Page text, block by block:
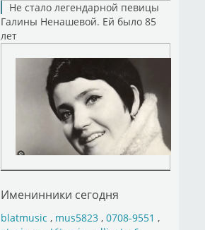
Не стало легендарной певицы
Галины Ненашевой. Ей было 85
лет
Именинники сегодня
blatmusic , mus5823, 0708-9551 ,